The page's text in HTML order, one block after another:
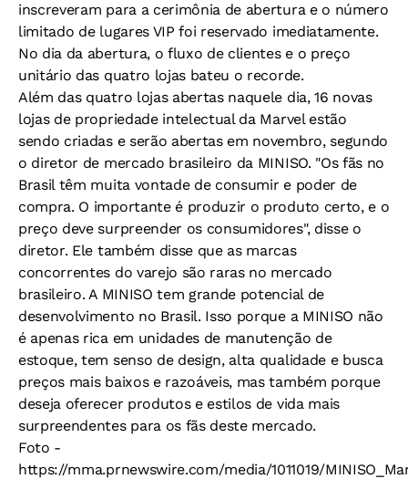
inscreveram para a cerimônia de abertura e o número
limitado de lugares VIP foi reservado imediatamente.
No dia da abertura, o fluxo de clientes e o preço
unitário das quatro lojas bateu o recorde.
Além das quatro lojas abertas naquele dia, 16 novas
lojas de propriedade intelectual da Marvel estão
sendo criadas e serão abertas em novembro, segundo
o diretor de mercado brasileiro da MINISO. "Os fãs no
Brasil têm muita vontade de consumir e poder de
compra. O importante é produzir o produto certo, e o
preço deve surpreender os consumidores", disse o
diretor. Ele também disse que as marcas
concorrentes do varejo são raras no mercado
brasileiro. A MINISO tem grande potencial de
desenvolvimento no Brasil. Isso porque a MINISO não
é apenas rica em unidades de manutenção de
estoque, tem senso de design, alta qualidade e busca
preços mais baixos e razoáveis, mas também porque
deseja oferecer produtos e estilos de vida mais
surpreendentes para os fãs deste mercado.
Foto -
https://mma.prnewswire.com/media/1011019/